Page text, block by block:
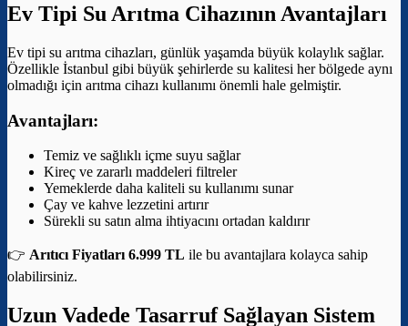
Ev Tipi Su Arıtma Cihazının Avantajları
Ev tipi su arıtma cihazları, günlük yaşamda büyük kolaylık sağlar.
Özellikle İstanbul gibi büyük şehirlerde su kalitesi her bölgede aynı
olmadığı için arıtma cihazı kullanımı önemli hale gelmiştir.
Avantajları:
Temiz ve sağlıklı içme suyu sağlar
Kireç ve zararlı maddeleri filtreler
Yemeklerde daha kaliteli su kullanımı sunar
Çay ve kahve lezzetini artırır
Sürekli su satın alma ihtiyacını ortadan kaldırır
👉 Arıtıcı Fiyatları 6.999 TL ile bu avantajlara kolayca sahip
olabilirsiniz.
Uzun Vadede Tasarruf Sağlayan Sistem